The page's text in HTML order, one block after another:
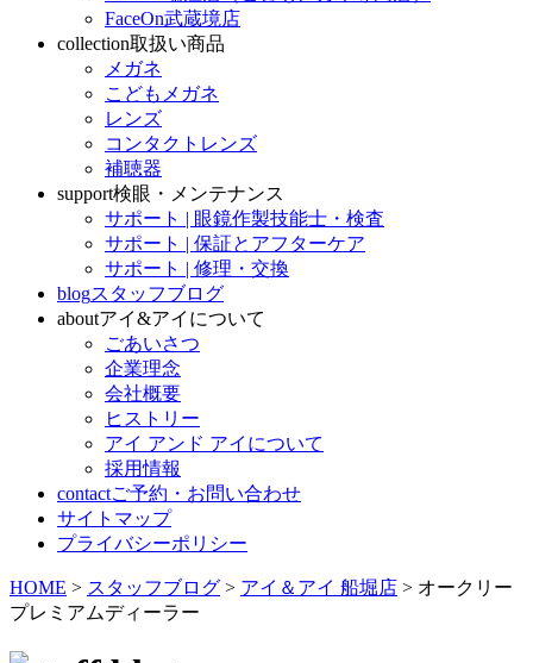
FaceOn武蔵境店
collection取扱い商品
メガネ
こどもメガネ
レンズ
コンタクトレンズ
補聴器
support検眼・メンテナンス
サポート | 眼鏡作製技能士・検査
サポート | 保証とアフターケア
サポート | 修理・交換
blogスタッフブログ
aboutアイ&アイについて
ごあいさつ
企業理念
会社概要
ヒストリー
アイ アンド アイについて
採用情報
contactご予約・お問い合わせ
サイトマップ
プライバシーポリシー
HOME > スタッフブログ > アイ＆アイ 船堀店 > オークリー
プレミアムディーラー